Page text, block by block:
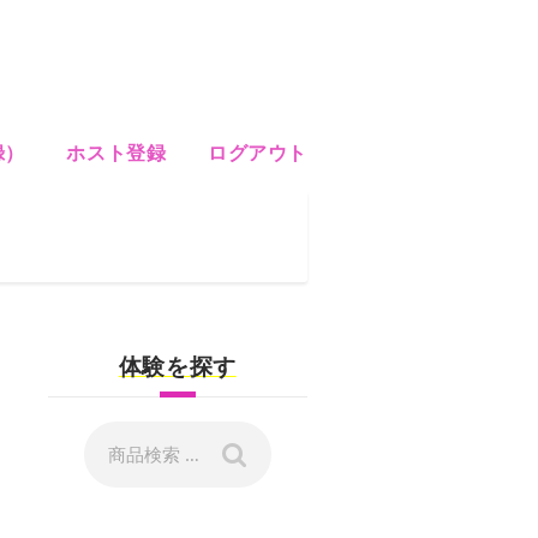
ホスト登録 ログアウト
体験を探す